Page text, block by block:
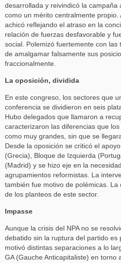
desarrollada y reivindicó la
como un mérito centralmente propio.
achicó reflejando el atraso en la
relación de fuerzas desfavorable y
social. Polemizó fuertemente con
de amalgamar falsamente sus
fraccionalmente.
La oposición, dividida
En este congreso, los sectores que
conferencia se dividieron en seis
Hubo delegados que llamaron a
caracterizaron las diferencias que
como muy grandes, sin que se
Desde la oposición se criticó el
(Grecia), Bloque de Izquierda
(Madrid) y se hizo eje en la
agrupamientos reformistas. La
también fue motivo de polémicas.
de los planteos de este sector.
Impasse
Aunque la crisis del NPA no se
debatido sin la ruptura del partido es
motivó distintas separaciones a lo
GA (Gauche Anticapitaliste) en